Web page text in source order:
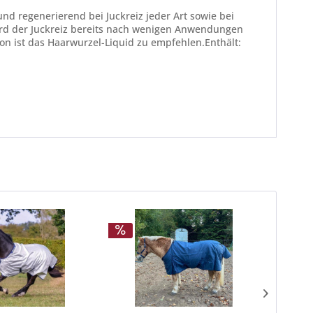
regenerierend bei Juckreiz jeder Art sowie bei
der Juckreiz bereits nach wenigen Anwendungen
ist das Haarwurzel-Liquid zu empfehlen.Enthält: